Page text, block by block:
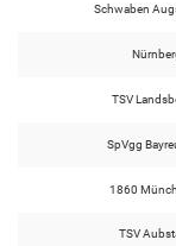
Schwaben
TSV
SpVgg
1860
TSV